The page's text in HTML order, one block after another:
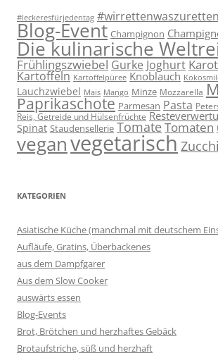
#leckeresfürjedentag
Blog-Event Champignon
Die kulinarische
Frühlingszwiebel Gurke Joghurt
Kartoffeln Kartoffelpüree Knoblauch
Lauchzwiebel Mais Mango Minze Mozzarella
Paprikaschote Parmesan Pasta
Reis, Getreide und Hülsenfrüchte
Spinat Staudensellerie TomateTomaten
veganvegetarisch
KATEGORIEN
Asiatische Küche (manchmal mit deutschem
Aufläufe, Gratins, Überbackenes
aus dem Dampfgarer
Aus dem Slow Cooker
auswärts essen
Blog-Events
Brot, Brötchen und herzhaftes Gebäck
Brotaufstriche, süß und herzhaft